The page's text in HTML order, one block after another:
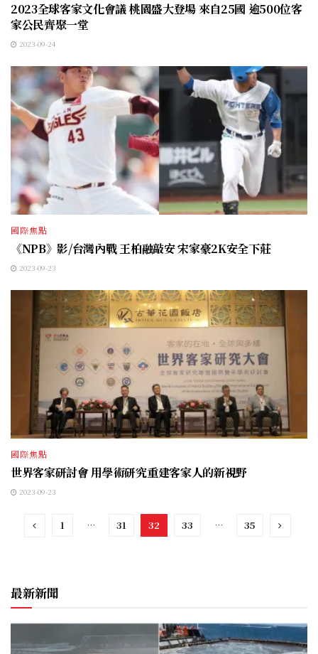
2023全球客家文化會議 桃園盛大登場 來自25國 逾500位客
家公民齊聚一堂
2023-09-24
國際焦點
《NPB》影/台灣內戰 王柏融敲安 宋家豪2K安全下莊
2023-09-23
國際焦點
世界客家研討會 用學術研究重建客家人的新視野
2023-09-23
1 … 31 32 33 … 35
最新新聞